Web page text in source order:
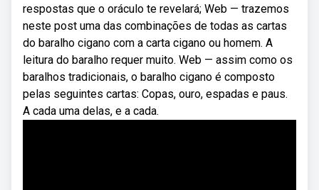
respostas que o oráculo te revelará; Web — trazemos
neste post uma das combinações de todas as cartas
do baralho cigano com a carta cigano ou homem. A
leitura do baralho requer muito. Web — assim como os
baralhos tradicionais, o baralho cigano é composto
pelas seguintes cartas: Copas, ouro, espadas e paus.
A cada uma delas, e a cada.